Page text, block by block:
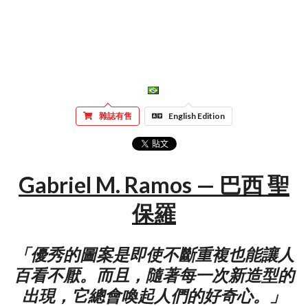
雜誌有售 English Edition
Gabriel M. Ramos — 巴西 聖
保羅
「優秀的圖案是即使不斷重複也能讓人
百看不厭。而且，隨著每一次新造型的
出現，它總會喚起人們的好奇心。」